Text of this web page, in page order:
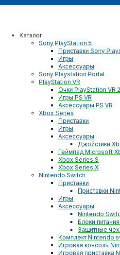
Каталог
Sony PlayStation 5
Приставки Sony
Игры
Аксессуары
Sony Playstation Portal
PlayStation VR
Очки PlayStation VR 2
Игры PS VR
Аксессуары PS VR
Xbox Series
Приставки
Игры
Аксессуары
Джойстики
Геймпад Microsoft
Xbox Series S
Xbox Series X
Nintendo Switch
Приставки
Приставки
Игры
Аксессуары
Nintendo
Блоки
Защитные
Комплект Nintendo
Игровая консоль
Игровая приставка